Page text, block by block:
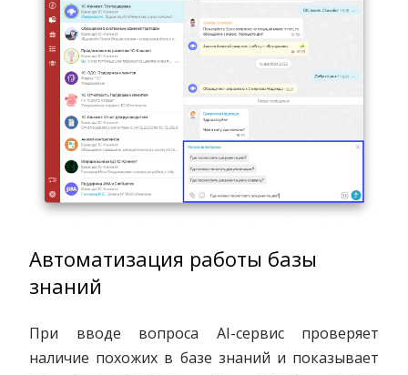
Автоматизация работы базы
знаний
При вводе вопроса AI-сервис проверяет
наличие похожих в базе знаний и показывает